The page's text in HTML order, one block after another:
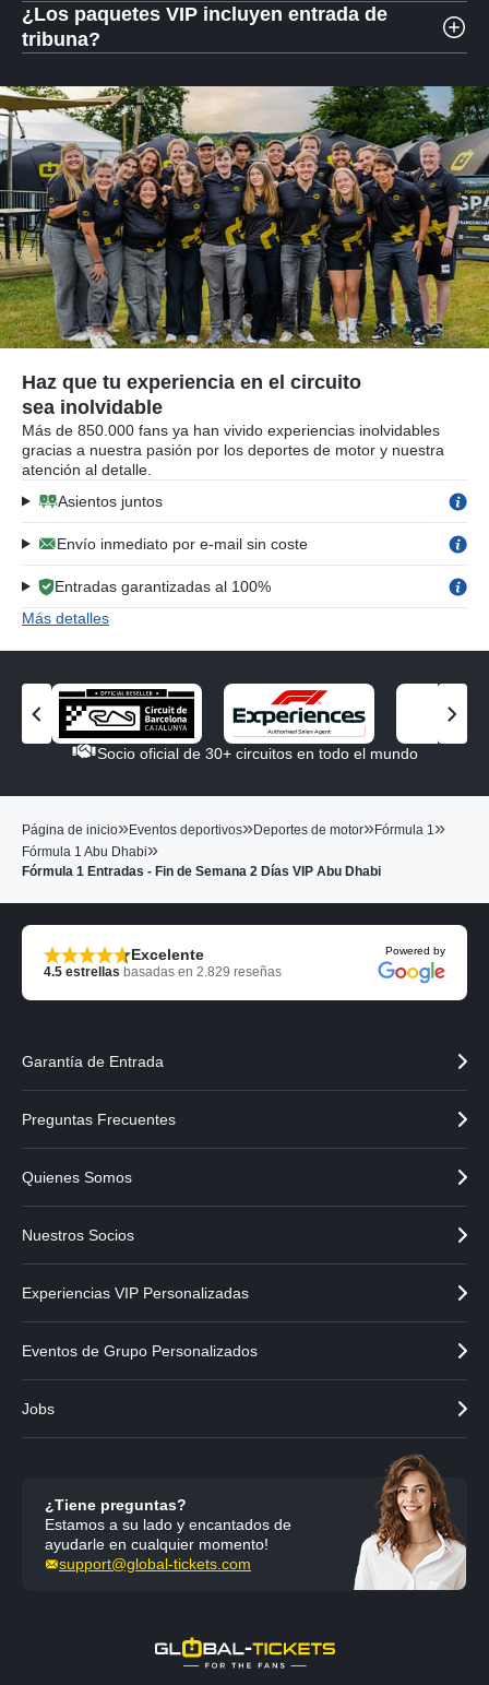
¿Los paquetes VIP incluyen entrada de
tribuna?
Haz que tu experiencia en el circuito
sea inolvidable
Más de 850.000 fans ya han vivido experiencias inolvidables
gracias a nuestra pasión por los deportes de motor y nuestra
atención al detalle.
Asientos juntos
Envío inmediato por e-mail sin coste
Entradas garantizadas al 100%
Más detalles
V
e
s
o
c
o
r
V
e
e
n
t
e
Socio oficial de 30+ circuitos en todo el mundo
Página de inicio»Eventos deportivos»Deportes de motor»Fórmula 1»
Fórmula 1 Abu Dhabi»
Fórmula 1 Entradas - Fin de Semana 2 Días VIP Abu Dhabi
Excelente
4.5 estrellas basadas en 2.829 reseñas
Powered by
Garantía de Entrada
Preguntas Frecuentes
Quienes Somos
Nuestros Socios
Experiencias VIP Personalizadas
Eventos de Grupo Personalizados
Jobs
¿Tiene preguntas?
Estamos a su lado y encantados de
ayudarle en cualquier momento!
support@global-tickets.com